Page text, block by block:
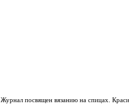
Журнал посвящен вязанию на спицах.